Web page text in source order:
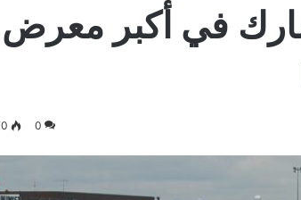
في أكبر معرض
0
0